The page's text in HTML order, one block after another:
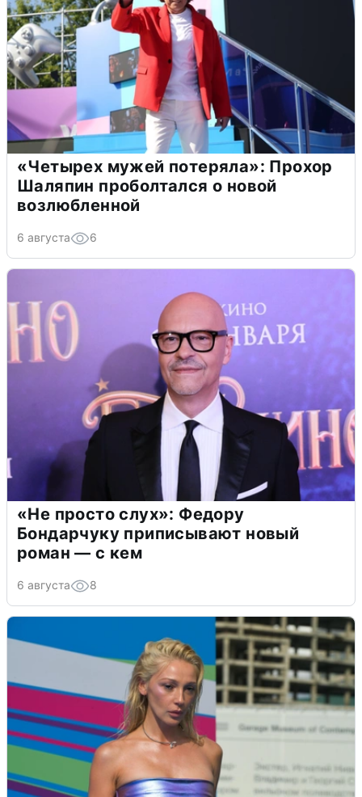
«Четырех мужей потеряла»: Прохор
Шаляпин проболтался о новой
возлюбленной
6 августа 6
«Не просто слух»: Федору
Бондарчуку приписывают новый
роман — с кем
6 августа 8